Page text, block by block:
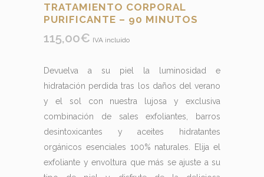
TRATAMIENTO CORPORAL
PURIFICANTE – 90 MINUTOS
115,00€ IVA incluído
Devuelva a su piel la luminosidad e
hidratación perdida tras los daños del verano
y el sol con nuestra lujosa y exclusiva
combinación de sales exfoliantes, barros
desintoxicantes y aceites hidratantes
orgánicos esenciales 100% naturales. Elija el
exfoliante y envoltura que más se ajuste a su